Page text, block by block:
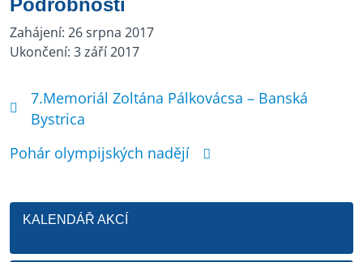
Podrobnosti
Zahájení: 26 srpna 2017
Ukončení: 3 září 2017
7.Memoriál Zoltána Pálkovácsa – Banská
Bystrica
Pohár olympijských nadějí
KALENDÁŘ AKCÍ